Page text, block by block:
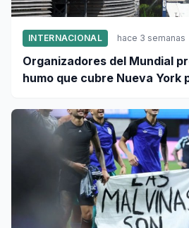
INTERNACIONAL hace 3 semanas
Organizadores del Mundial
humo que cubre Nueva York